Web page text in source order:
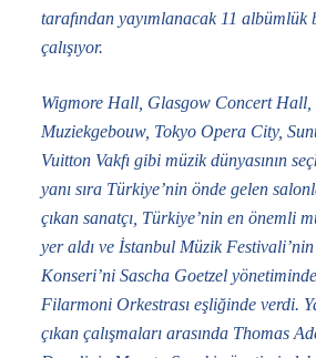
tarafından yayımlanacak 11 albümlük
çalışıyor.
Wigmore Hall, Glasgow Concert Hall,
Muziekgebouw, Tokyo Opera City,
Vuitton Vakfı gibi müzik dünyasının
yanı sıra Türkiye’nin önde gelen
çıkan sanatçı, Türkiye’nin en önemli
yer aldı ve İstanbul Müzik Festivali’nin
Konseri’ni Sascha Goetzel
Filarmoni Orkestrası eşliğinde verdi.
çıkan çalışmaları arasında Thomas